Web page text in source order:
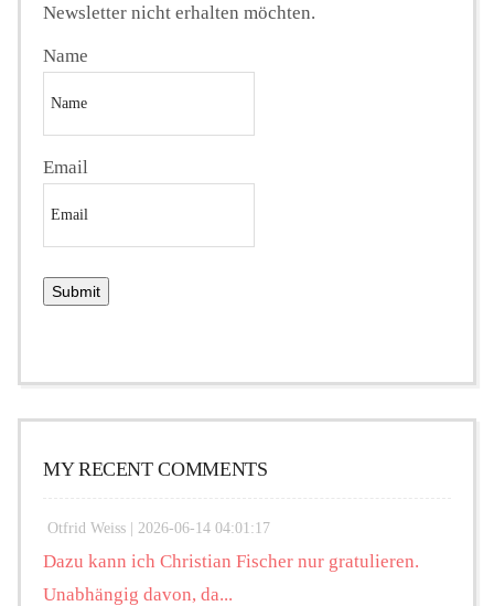
Newsletter nicht erhalten möchten.
Name
Email
MY RECENT COMMENTS
Otfrid Weiss | 2026-06-14 04:01:17
Dazu kann ich Christian Fischer nur gratulieren.
Unabhängig davon, da...